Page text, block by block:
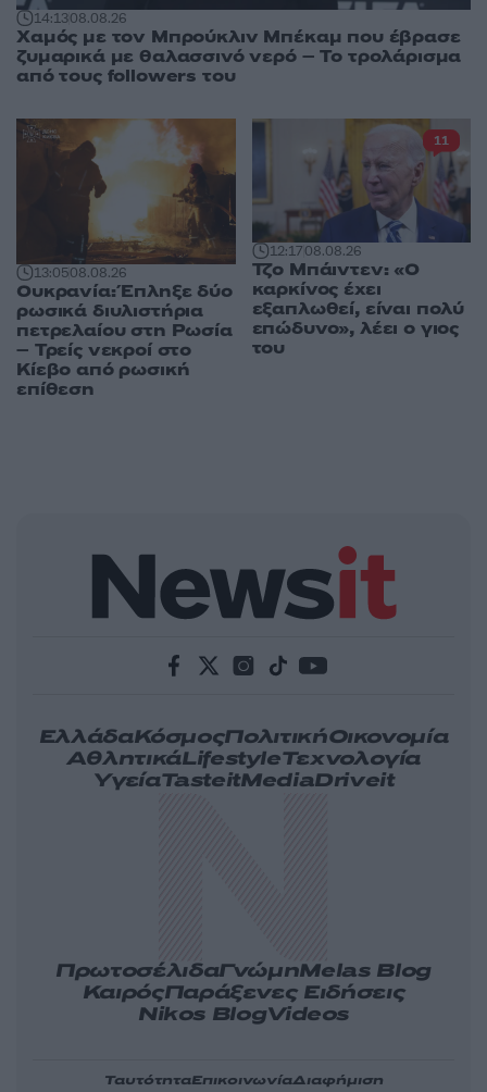
14:1308.08.26
Χαμός με τον Μπρούκλιν Μπέκαμ που έβρασε
ζυμαρικά με θαλασσινό νερό – Το τρολάρισμα
από τους followers του
13:0508.08.26
Ουκρανία: Έπληξε δύο
ρωσικά διυλιστήρια
πετρελαίου στη Ρωσία
– Τρείς νεκροί στο
Κίεβο από ρωσική
επίθεση
12:1708.08.26
Τζο Μπάιντεν: «Ο
καρκίνος έχει
εξαπλωθεί, είναι πολύ
επώδυνο», λέει ο γιος
του
11
ΕλλάδαΚόσμοςΠολιτικήΟικονομία
ΑθλητικάLifestyleΤεχνολογία
ΥγείαTasteitMediaDriveit
ΠρωτοσέλιδαΓνώμηMelas Blog
ΚαιρόςΠαράξενες Ειδήσεις
Nikos BlogVideos
ΤαυτότηταΕπικοινωνίαΔιαφήμιση